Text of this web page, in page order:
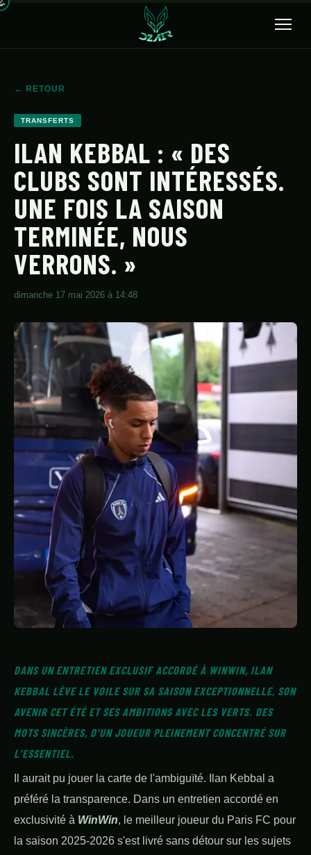
ACCUEIL
SÉLECTION
TRANSFERTS
CLUBS
CHAMPIONNAT
GALERIE
À PROPOS
CONTACT
← RETOUR
TRANSFERTS
ILAN KEBBAL : « DES
CLUBS SONT INTÉRESSÉS.
UNE FOIS LA SAISON
TERMINÉE, NOUS
VERRONS. »
dimanche 17 mai 2026 à 14:48
DANS UN ENTRETIEN EXCLUSIF ACCORDÉ À WINWIN, ILAN
KEBBAL LÈVE LE VOILE SUR SA SAISON EXCEPTIONNELLE, SON
AVENIR CET ÉTÉ ET SES AMBITIONS AVEC LES VERTS. DES
MOTS SINCÈRES, D'UN JOUEUR PLEINEMENT CONCENTRÉ SUR
L'ESSENTIEL.
Il aurait pu jouer la carte de l'ambiguïté. Ilan Kebbal a
préféré la transparence. Dans un entretien accordé en
exclusivité à WinWin, le meilleur joueur du Paris FC pour
la saison 2025-2026 s'est livré sans détour sur les sujets